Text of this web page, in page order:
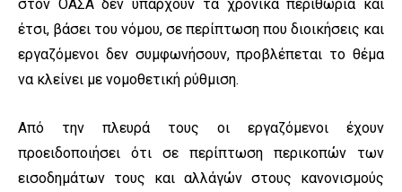
στον ΟΑΣΑ δεν υπάρχουν τα χρονικά περιθώρια και
έτσι, βάσει του νόμου, σε περίπτωση που διοικήσεις και
εργαζόμενοι δεν συμφωνήσουν, προβλέπεται το θέμα
να κλείνει με νομοθετική ρύθμιση.
Από την πλευρά τους οι εργαζόμενοι έχουν
προειδοποιήσει ότι σε περίπτωση περικοπών των
εισοδημάτων τους και αλλάγών στους κανονισμούς